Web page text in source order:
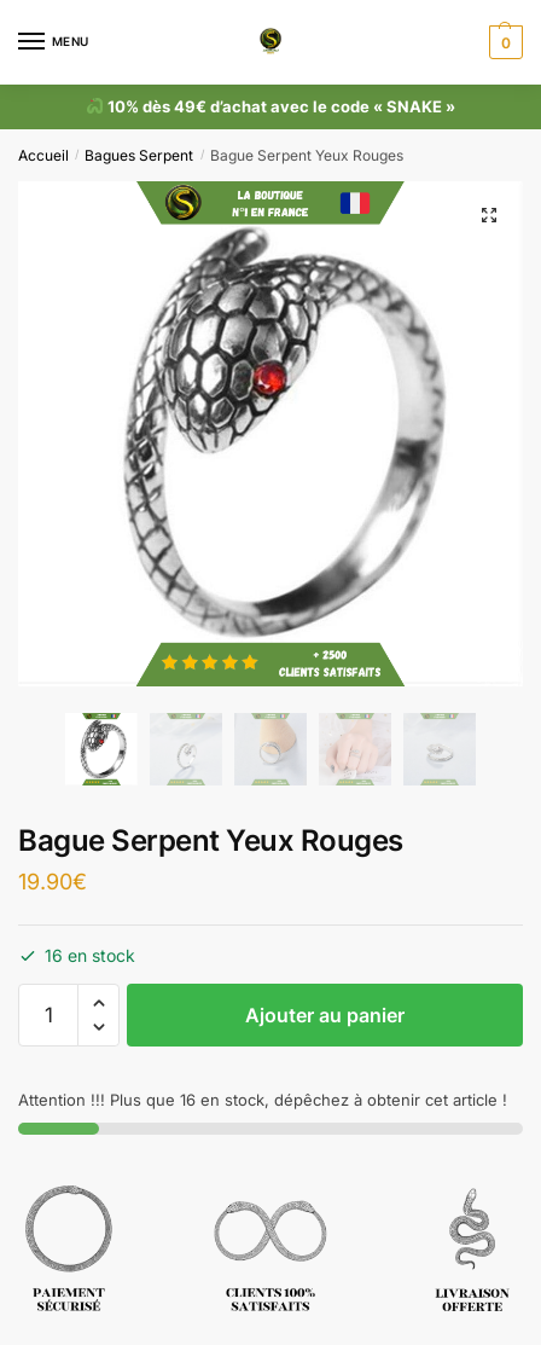
MENU 0
10% dès 49€ d’achat avec le code « SNAKE »
Accueil / Bagues Serpent / Bague Serpent Yeux Rouges
Bague Serpent Yeux Rouges
19.90€
16 en stock
Ajouter au panier
Attention !!! Plus que 16 en stock, dépêchez à obtenir cet article !